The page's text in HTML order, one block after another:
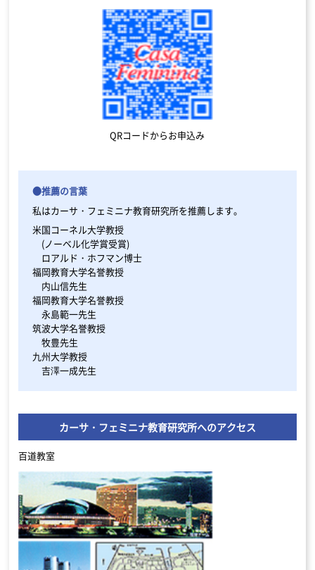
QRコードからお申込み
●推薦の言葉
私はカーサ・フェミニナ教育研究所を推薦します。
米国コーネル大学教授
(ノーベル化学賞受賞)
ロアルド・ホフマン博士
福岡教育大学名誉教授
内山信先生
福岡教育大学名誉教授
永島範一先生
筑波大学名誉教授
牧豊先生
九州大学教授
吉澤一成先生
カーサ・フェミニナ教育研究所へのアクセス
百道教室